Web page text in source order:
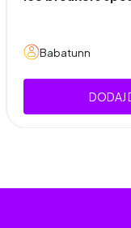
Babatunn
DODAJ